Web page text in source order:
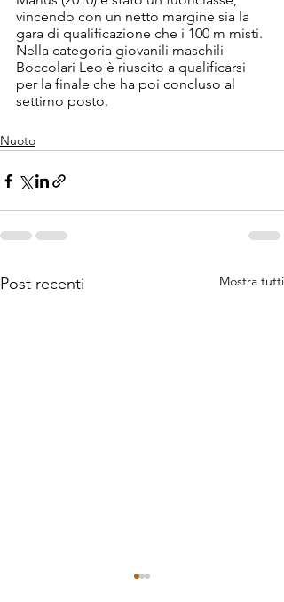
vincendo con un netto margine sia la
gara di qualificazione che i 100 m misti.
Nella categoria giovanili maschili
Boccolari Leo è riuscito a qualificarsi
per la finale che ha poi concluso al
settimo posto.
Nuoto
Post recenti Mostra tutti